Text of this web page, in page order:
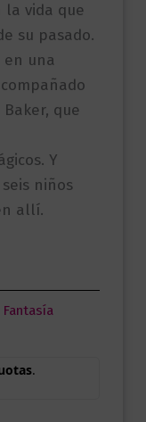
la vida que
su pasado.
una
que
Y
niños
allí.
Fantasía